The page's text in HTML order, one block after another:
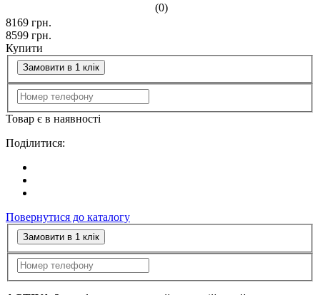
(0)
8169 грн.
8599 грн.
Купити
Замовити в 1 клік
Товар є в наявності
Поділитися:
Повернутися до каталогу
Замовити в 1 клік